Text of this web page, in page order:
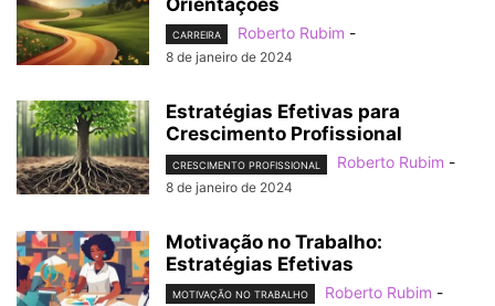
Orientações
CARREIRA Roberto Rubim -
8 de janeiro de 2024
Estratégias Efetivas para
Crescimento Profissional
CRESCIMENTO PROFISSIONAL Roberto Rubim -
8 de janeiro de 2024
Motivação no Trabalho:
Estratégias Efetivas
MOTIVAÇÃO NO TRABALHO Roberto Rubim -